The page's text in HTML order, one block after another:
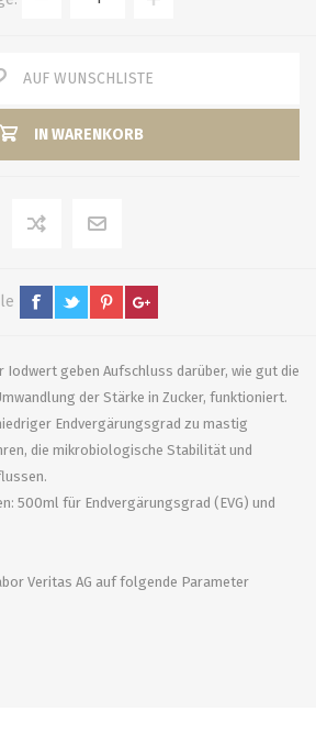
AUF WUNSCHLISTE
IN WARENKORB
Iodwert geben Aufschluss darüber, wie gut die
der Stärke in Zucker, funktioniert.
Endvergärungsgrad zu mastig
die mikrobiologische Stabilität und
500ml für Endvergärungsgrad (EVG) und
Veritas AG auf folgende Parameter